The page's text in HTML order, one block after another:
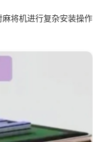
将机进行复杂安装操作